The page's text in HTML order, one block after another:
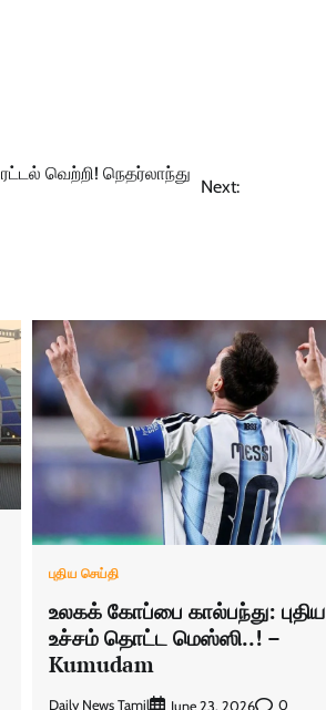
வெற்றி! நெதர்லாந்து
Next:
புதிய செய்தி
உலகக் கோப்பை கால்பந்து: புதிய
உச்சம் தொட்ட மெஸ்ஸி..! –
Kumudam
Daily News Tamil June 23, 2026 0